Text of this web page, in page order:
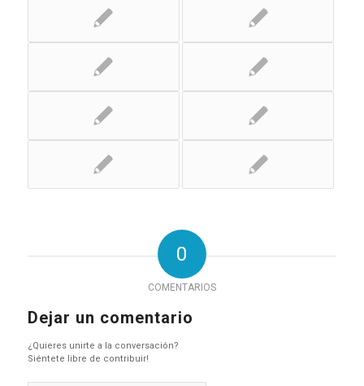
0
COMENTARIOS
Dejar un comentario
¿Quieres unirte a la conversación?
Siéntete libre de contribuir!